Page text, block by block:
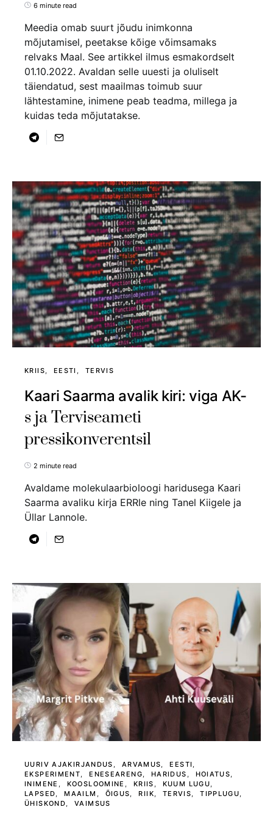
6 minute read
Meedia omab suurt jõudu inimkonna
mõjutamisel, peetakse kõige võimsamaks
relvaks Maal. See artikkel ilmus esmakordselt
01.10.2022. Avaldan selle uuesti ja oluliselt
täiendatud, sest maailmas toimub suur
lähtestamine, inimene peab teadma, millega ja
kuidas teda mõjutatakse.
KRIIS EESTI TERVIS
Kaari Saarma avalik kiri: viga AK-
s ja Terviseameti
pressikonverentsil
2 minute read
Avaldame molekulaarbioloogi haridusega Kaari
Saarma avaliku kirja ERRle ning Tanel Kiigele ja
Üllar Lannole.
UURIV AJAKIRJANDUS ARVAMUS
EESTI
EKSPERIMENT
ENESEARENG HARIDUS
HOIATUS
INIMENE
KOOSLOOMINE KRIIS
KUUM LUGU
LAPSED
MAAILM ÕIGUS RIIK TERVIS
TIPPLUGU
ÜHISKOND
VAIMSUS